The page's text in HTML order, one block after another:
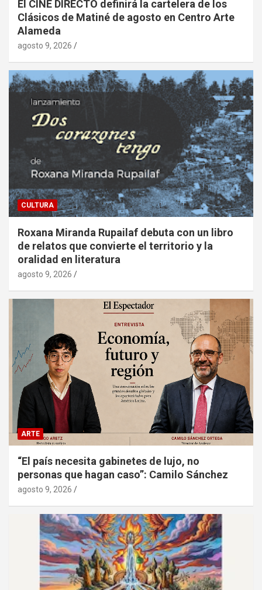
El CINE DIRECTO definirá la cartelera de los
Clásicos de Matiné de agosto en Centro Arte
Alameda
agosto 9, 2026
CULTURA
Roxana Miranda Rupailaf debuta con un libro
de relatos que convierte el territorio y la
oralidad en literatura
agosto 9, 2026
ARTE
“El país necesita gabinetes de lujo, no
personas que hagan caso”: Camilo Sánchez
agosto 9, 2026